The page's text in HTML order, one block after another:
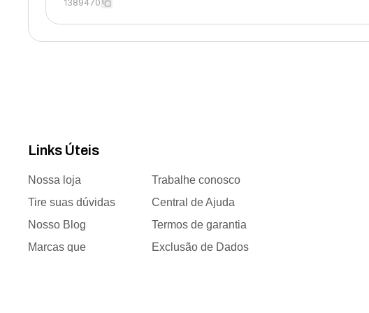
1389470
Links Úteis
Nossa loja
Trabalhe conosco
Tire suas dúvidas
Central de Ajuda
Nosso Blog
Termos de garantia
Marcas que
Exclusão de Dados